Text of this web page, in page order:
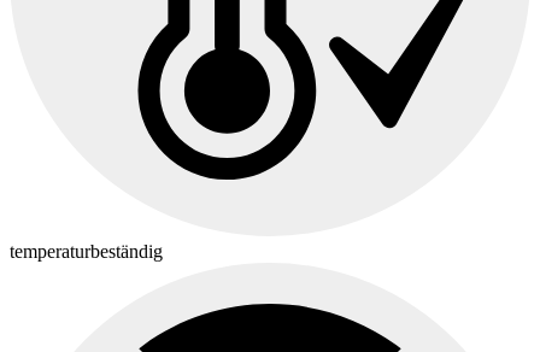
temperaturbeständig